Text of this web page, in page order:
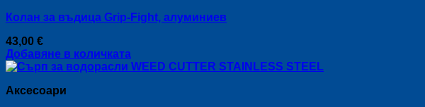
Колан за въдица Grip-Fight, алуминиев
43,00 €
Добавяне в количката
Аксесоари